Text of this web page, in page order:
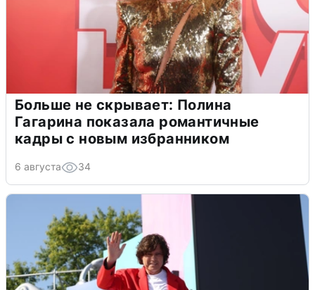
Больше не скрывает: Полина
Гагарина показала романтичные
кадры с новым избранником
6 августа 34